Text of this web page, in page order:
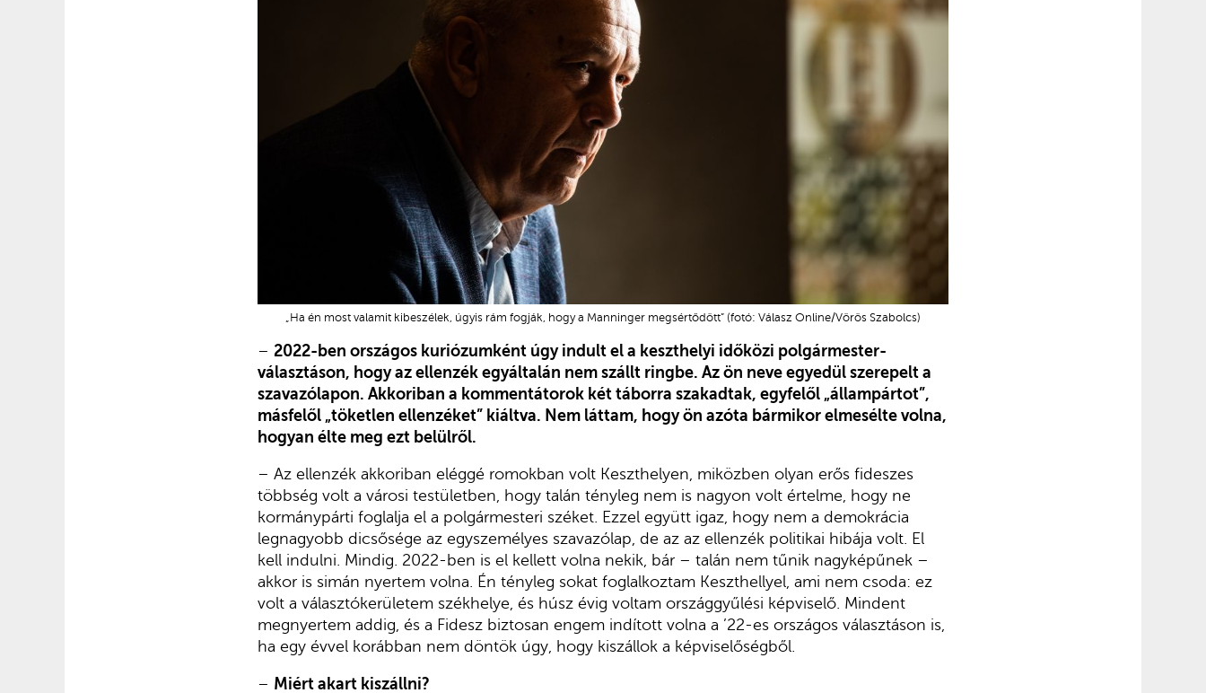
„Ha én most valamit kibeszélek, úgyis rám fogják, hogy a Manninger megsértődött” (fotó: Válasz Online/Vörös Szabolcs)
– 2022-ben országos kuriózumként úgy indult el a keszthelyi időközi polgármester-
választáson, hogy az ellenzék egyáltalán nem szállt ringbe. Az ön neve egyedül szerepelt a
szavazólapon. Akkoriban a kommentátorok két táborra szakadtak, egyfelől „állampártot”,
másfelől „töketlen ellenzéket” kiáltva. Nem láttam, hogy ön azóta bármikor elmesélte volna,
hogyan élte meg ezt belülről.
– Az ellenzék akkoriban eléggé romokban volt Keszthelyen, miközben olyan erős fideszes
többség volt a városi testületben, hogy talán tényleg nem is nagyon volt értelme, hogy ne
kormánypárti foglalja el a polgármesteri széket. Ezzel együtt igaz, hogy nem a demokrácia
legnagyobb dicsősége az egyszemélyes szavazólap, de az az ellenzék politikai hibája volt. El
kell indulni. Mindig. 2022-ben is el kellett volna nekik, bár – talán nem tűnik nagyképűnek –
akkor is simán nyertem volna. Én tényleg sokat foglalkoztam Keszthellyel, ami nem csoda: ez
volt a választókerületem székhelye, és húsz évig voltam országgyűlési képviselő. Mindent
megnyertem addig, és a Fidesz biztosan engem indított volna a ’22-es országos választáson is,
ha egy évvel korábban nem döntök úgy, hogy kiszállok a képviselőségből.
– Miért akart kiszállni?